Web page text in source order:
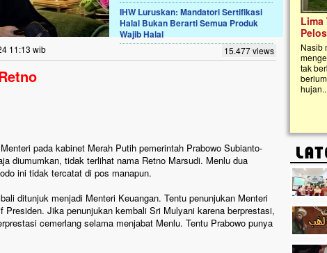
IHW Luruskan: Mandatori Sertifikasi
Halal Bukan Berarti Semua Produk
Wajib Halal
11:13 wib 15.477 views
pada kabinet Merah Putih pemerintah Prabowo Subianto-
diumumkan, tidak terlihat nama Retno Marsudi. Menlu dua
ini tidak tercatat di pos manapun.
ditunjuk menjadi Menteri Keuangan. Tentu penunjukan Menteri
Presiden. Jika penunjukan kembali Sri Mulyani karena berprestasi,
cemerlang selama menjabat Menlu. Tentu Prabowo punya
Lima Tahun Mangkrak, Masjid di
Pelosok ini Mengenaskan. Ayo Bantu.!!
Nasib masjid di Kampung Cilumbu ini sungguh
mengenaskan. Lima tahun mangkrak, kini nyaris